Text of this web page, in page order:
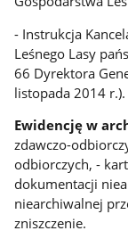
- Instrukcja
Leśnego Lasy
66 Dyrektora
listopada 2014 r.).
Ewidencję w
zdawczo-
odbiorczych, -
dokumentacji
niearchiwalnej
zniszczenie.